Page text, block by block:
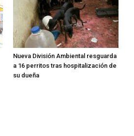
Nueva División Ambiental resguarda
a 16 perritos tras hospitalización de
su dueña